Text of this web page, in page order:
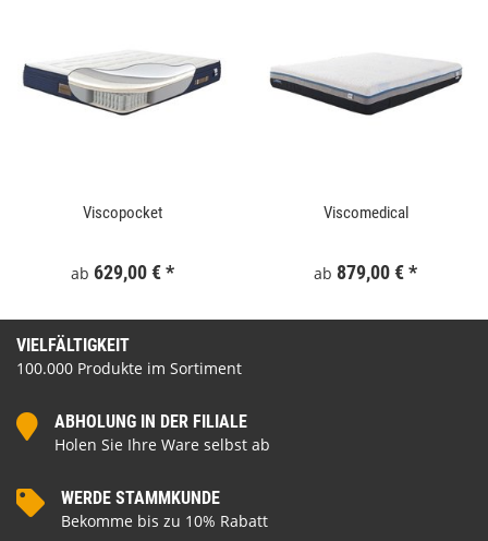
Viscopocket
ab 629,00 €*
Viscomedical
ab 879,00 €*
VIELFÄLTIGKEIT
100.000 Produkte im Sortiment
ABHOLUNG IN DER FILIALE
Holen Sie Ihre Ware selbst ab
WERDE STAMMKUNDE
Bekomme bis zu 10% Rabatt